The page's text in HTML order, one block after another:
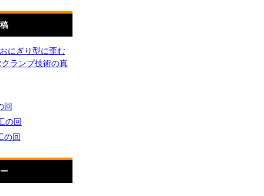
にぎり型に歪む
ランプ技術の真
回
の回
の回